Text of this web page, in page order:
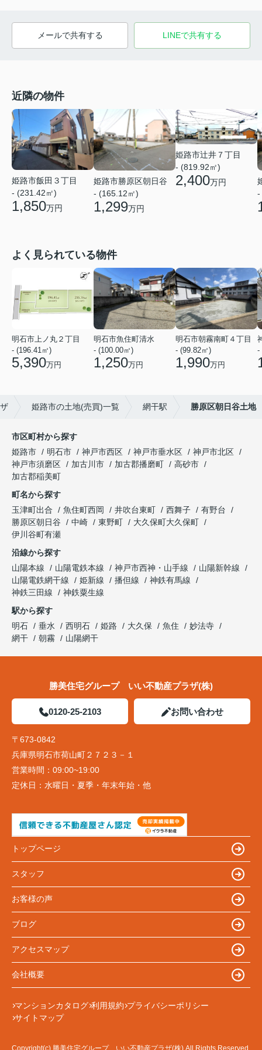
メールで共有する LINEで共有する
近隣の物件
姫路市飯田３丁目
- (231.42㎡)
1,850万円
姫路市勝原区朝日谷
- (165.12㎡)
1,299万円
姫路市辻井７丁目
- (819.92㎡)
2,400万円
-
よく見られている物件
明石市上ノ丸２丁目
- (196.41㎡)
5,390万円
明石市魚住町清水
- (100.00㎡)
1,250万円
明石市朝霧南町４丁目
- (99.82㎡)
1,990万円
-
姫路市の土地(売買)一覧 網干駅 勝原区朝日谷土地
市区町村から探す
姫路市
明石市 神戸市西区 神戸市垂水区
神戸市北区
神戸市須磨区
加古川市 加古郡播磨町
高砂市
加古郡稲美町
町名から探す
玉津町出合
魚住町西岡 井吹台東町 西舞子
有野台
勝原区朝日谷
中崎 東野町
大久保町大久保町
伊川谷町有瀬
沿線から探す
山陽本線
山陽電鉄本線 神戸市西神・山手線
山陽新幹線
山陽電鉄網干線
姫新線 播但線
神鉄有馬線
神鉄三田線
神鉄粟生線
駅から探す
明石
垂水 西明石 姫路 大久保 魚住
妙法寺
網干
朝霧 山陽網干
勝美住宅グループ いい不動産プラザ(株)
0120-25-2103 お問い合わせ
〒673-0842
兵庫県明石市荷山町２７２３－１
営業時間： 09:00~19:00
定休日： 水曜日・夏季・年末年始・他
トップページ
スタッフ
お客様の声
ブログ
アクセスマップ
会社概要
マンションカタログ 利用規約 プライバシーポリシー
サイトマップ
Copyright(c) 勝美住宅グループ いい不動産プラザ(株) All Rights Reserved.